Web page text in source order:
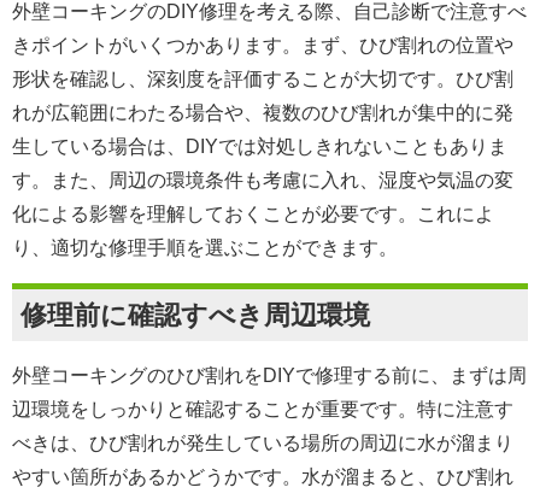
外壁コーキングのDIY修理を考える際、自己診断で注意すべ
きポイントがいくつかあります。まず、ひび割れの位置や
形状を確認し、深刻度を評価することが大切です。ひび割
れが広範囲にわたる場合や、複数のひび割れが集中的に発
生している場合は、DIYでは対処しきれないこともありま
す。また、周辺の環境条件も考慮に入れ、湿度や気温の変
化による影響を理解しておくことが必要です。これによ
り、適切な修理手順を選ぶことができます。
修理前に確認すべき周辺環境
外壁コーキングのひび割れをDIYで修理する前に、まずは周
辺環境をしっかりと確認することが重要です。特に注意す
べきは、ひび割れが発生している場所の周辺に水が溜まり
やすい箇所があるかどうかです。水が溜まると、ひび割れ